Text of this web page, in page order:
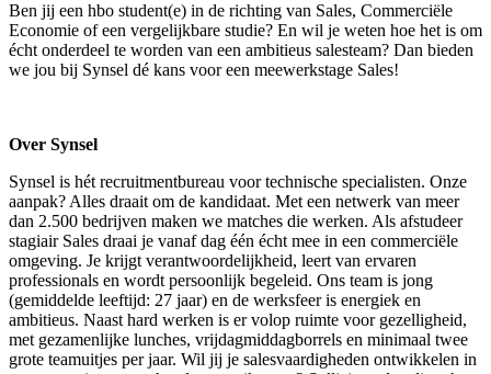
Ben jij een hbo student(e) in de richting van Sales, Commerciële
Economie of een vergelijkbare studie? En wil je weten hoe het is om
écht onderdeel te worden van een ambitieus salesteam? Dan bieden
we jou bij Synsel dé kans voor een meewerkstage Sales!
Over Synsel
Synsel is hét recruitmentbureau voor technische specialisten. Onze
aanpak? Alles draait om de kandidaat. Met een netwerk van meer
dan 2.500 bedrijven maken we matches die werken. Als afstudeer
stagiair Sales draai je vanaf dag één écht mee in een commerciële
omgeving. Je krijgt verantwoordelijkheid, leert van ervaren
professionals en wordt persoonlijk begeleid. Ons team is jong
(gemiddelde leeftijd: 27 jaar) en de werksfeer is energiek en
ambitieus. Naast hard werken is er volop ruimte voor gezelligheid,
met gezamenlijke lunches, vrijdagmiddagborrels en minimaal twee
grote teamuitjes per jaar. Wil jij je salesvaardigheden ontwikkelen in